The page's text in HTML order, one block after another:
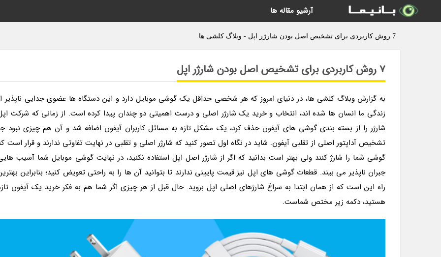
7 روش کاربردی برای تشخیص اصل بودن شارژر اپل - وبلاگ کلشی ها
7 روش کاربردی برای تشخیص اصل بودن شارژر اپل
به گزارش وبلاگ کلشی ها، در دنیای امروز که هر شخصی حداقل یک گوشی موبایل دارد و این دستگاه ها عضوی جدایی ناپذیر
زندگی ما انسان ها شده اند، انتخاب و خرید یک شارژر اصلی و درست اهمیتی دو چندان پیدا کرده است. از زمانی که شرکت
شارژر را از بسته بندی گوشی های آیفون حذف کرد، یک مشکل تازه به مسائل کاربران آیفون اضافه شد و آن هم چیزی نبود
تشخیص آداپتور اصلی از تقلبی آیفون. شاید در نگاه اول تصور کنید که شارژر اصلی و تقلبی در نهایت تفاوتی ندارند و قرار است
گوشی شما را شارژ کنند ولی بهتر است بدانید که اگر از شارژر اصل اپل استفاده نکنید، در نهایت گوشی موبایل شما آسیب
جبران ناپذیر می بیند. قطعات گوشی های اپل نیز قیمت پایینی ندارند تا بتوانید آن ها را به راحتی تعویض کنید؛ بنابراین
راه این است که از همان ابتدا به سراغ شارژهای اصلی اپل بروید. حال قبل از هر چیزی اگر شما هم به فکر خرید یک آیفون
هستید، دکمه زیر مختص شماست.
آرشیو مقاله ها